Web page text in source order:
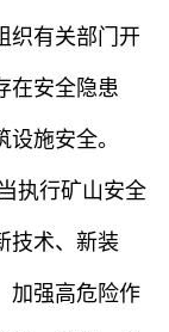
有关部门开
在安全隐患
施安全。
执行矿山安全
技术、新装
加强高危险作